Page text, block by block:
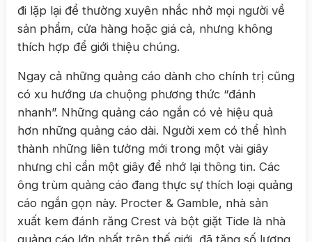
đi lặp lại để thường xuyên nhắc nhở mọi người về
sản phẩm, cửa hàng hoặc giá cả, nhưng không
thích hợp để giới thiệu chúng.
Ngay cả những quảng cáo dành cho chính trị cũng
có xu hướng ưa chuộng phương thức “đánh
nhanh”. Những quảng cáo ngắn có vẻ hiệu quả
hơn những quảng cáo dài. Người xem có thể hình
thành những liên tưởng mới trong một vài giây
nhưng chỉ cần một giây để nhớ lại thông tin. Các
ông trùm quảng cáo đang thực sự thích loại quảng
cáo ngắn gọn này. Procter & Gamble, nhà sản
xuất kem đánh răng Crest và bột giặt Tide là nhà
quảng cáo lớn nhất trên thế giới, đã tăng số lượng